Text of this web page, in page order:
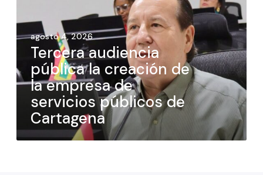
agosto 4, 2026
Tercera audiencia
pública la creación de
la empresa de
servicios públicos de
Cartagena